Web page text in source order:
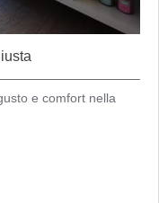
e comfort nella